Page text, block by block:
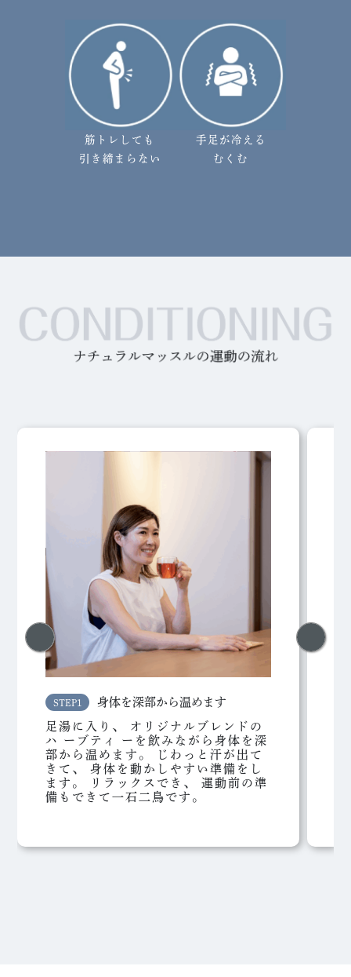
筋トレしても
引き締まらない
手足が冷える
むくむ
STEP1 身体を深部から温めます
足湯に入り、 オリジナルブレンドの
ハ ーブティ ーを飲みながら身体を深
部から温めます。 じわっと汗が出て
きて、 身体を動かしやすい準備をし
ます。 リラックスでき、 運動前の準
備もできて一石二鳥です。